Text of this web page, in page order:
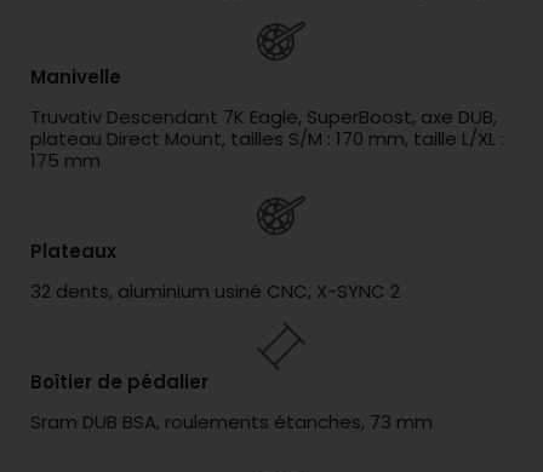
Manivelle
Truvativ Descendant 7K Eagle, SuperBoost, axe DUB,
plateau Direct Mount, tailles S/M : 170 mm, taille L/XL :
175 mm
Plateaux
32 dents, aluminium usiné CNC, X-SYNC 2
Boîtier de pédalier
Sram DUB BSA, roulements étanches, 73 mm